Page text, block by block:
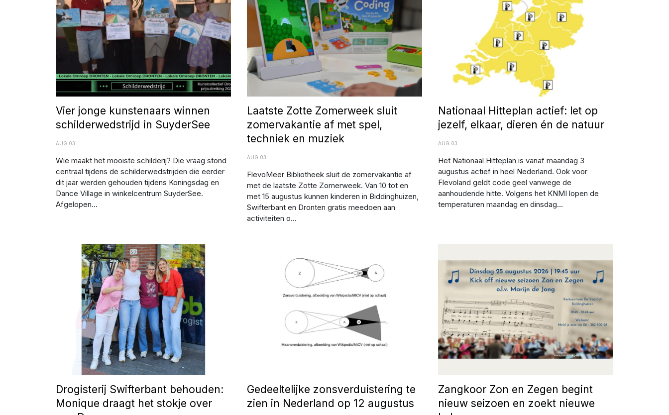
Vier jonge kunstenaars winnen
schilderwedstrijd in SuyderSee
AUG 03
Wie maakt het mooiste schilderij? Die vraag stond
centraal tijdens de schilderwedstrijden die eerder
dit jaar werden gehouden tijdens Koningsdag en
Dance Village in winkelcentrum SuyderSee.
Afgelopen...
Laatste Zotte Zomerweek sluit
zomervakantie af met spel,
techniek en muziek
AUG 03
FlevoMeer Bibliotheek sluit de zomervakantie af
met de laatste Zotte Zomerweek. Van 10 tot en
met 15 augustus kunnen kinderen in Biddinghuizen,
Swifterbant en Dronten gratis meedoen aan
activiteiten o...
Nationaal Hitteplan actief: let op
jezelf, elkaar, dieren én de natuur
AUG 03
Het Nationaal Hitteplan is vanaf maandag 3
augustus actief in heel Nederland. Ook voor
Flevoland geldt code geel vanwege de
aanhoudende hitte. Volgens het KNMI lopen de
temperaturen maandag en dinsdag...
Afbeelding: Facebook - Drogisterij Monique
Drogisterij Swifterbant behouden:
Monique draagt het stokje over
Gedeeltelijke zonsverduistering te
zien in Nederland op 12 augustus
Zangkoor Zon en Zegen begint
nieuw seizoen en zoekt nieuwe